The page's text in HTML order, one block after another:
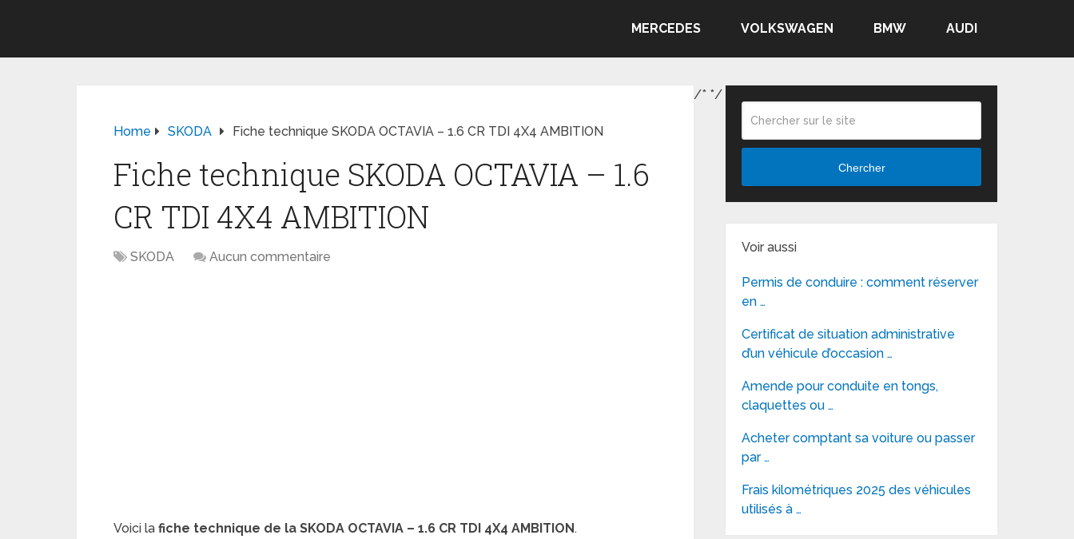
MERCEDES VOLKSWAGEN BMW AUDI
Home SKODA Fiche technique SKODA OCTAVIA – 1.6 CR TDI 4X4 AMBITION
Fiche technique SKODA OCTAVIA – 1.6
CR TDI 4X4 AMBITION
SKODA Aucun commentaire
Voici la fiche technique de la SKODA OCTAVIA – 1.6 CR TDI 4X4 AMBITION.
Chercher
Voir aussi
Permis de conduire : comment réserver
en …
Certificat de situation administrative
d’un véhicule d’occasion …
Amende pour conduite en tongs,
claquettes ou …
Acheter comptant sa voiture ou passer
par …
Frais kilométriques 2025 des véhicules
utilisés à …
/* */